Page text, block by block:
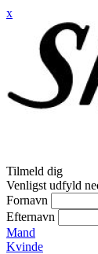
x
Tilmeld dig
Venligst udfyld
Fornavn
Efternavn
Mand
Kvinde